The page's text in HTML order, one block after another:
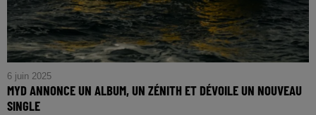
6 juin 2025
MYD ANNONCE UN ALBUM, UN ZÉNITH ET DÉVOILE UN NOUVEAU
SINGLE